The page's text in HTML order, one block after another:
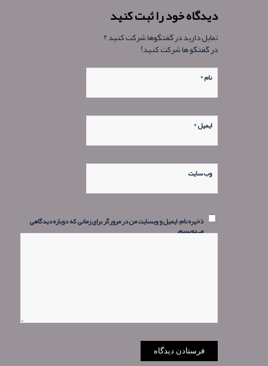
دیدگاه خود را ثبت کنید
تمایل دارید در گفتگوها شرکت کنید ؟
در گفتگو ها شرکت کنید!
نام*
ایمیل*
وب‌ سایت
ذخیره نام، ایمیل و وبسایت من در مرورگر برای زمانی که دوباره دیدگاهی
می‌نویسم.